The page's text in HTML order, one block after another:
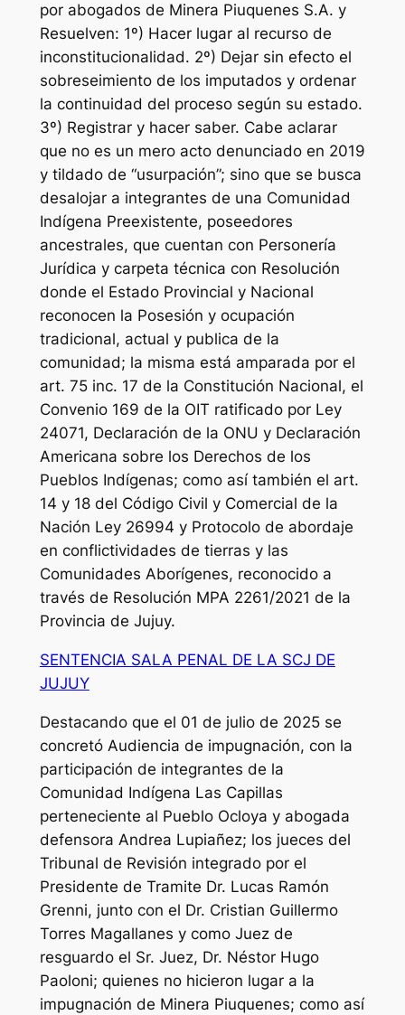
por abogados de Minera Piuquenes S.A. y
Resuelven: 1º) Hacer lugar al recurso de
inconstitucionalidad. 2º) Dejar sin efecto el
sobreseimiento de los imputados y ordenar
la continuidad del proceso según su estado.
3º) Registrar y hacer saber. Cabe aclarar
que no es un mero acto denunciado en 2019
y tildado de “usurpación”; sino que se busca
desalojar a integrantes de una Comunidad
Indígena Preexistente, poseedores
ancestrales, que cuentan con Personería
Jurídica y carpeta técnica con Resolución
donde el Estado Provincial y Nacional
reconocen la Posesión y ocupación
tradicional, actual y publica de la
comunidad; la misma está amparada por el
art. 75 inc. 17 de la Constitución Nacional, el
Convenio 169 de la OIT ratificado por Ley
24071, Declaración de la ONU y Declaración
Americana sobre los Derechos de los
Pueblos Indígenas; como así también el art.
14 y 18 del Código Civil y Comercial de la
Nación Ley 26994 y Protocolo de abordaje
en conflictividades de tierras y las
Comunidades Aborígenes, reconocido a
través de Resolución MPA 2261/2021 de la
Provincia de Jujuy.
SENTENCIA SALA PENAL DE LA SCJ DE
JUJUY
Destacando que el 01 de julio de 2025 se
concretó Audiencia de impugnación, con la
participación de integrantes de la
Comunidad Indígena Las Capillas
perteneciente al Pueblo Ocloya y abogada
defensora Andrea Lupiañez; los jueces del
Tribunal de Revisión integrado por el
Presidente de Tramite Dr. Lucas Ramón
Grenni, junto con el Dr. Cristian Guillermo
Torres Magallanes y como Juez de
resguardo el Sr. Juez, Dr. Néstor Hugo
Paoloni; quienes no hicieron lugar a la
impugnación de Minera Piuquenes; como así